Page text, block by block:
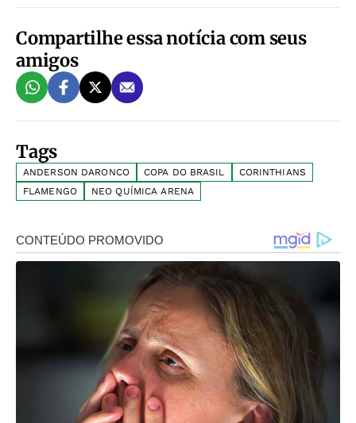
Compartilhe essa notícia com seus
amigos
Tags
ANDERSON DARONCO COPA DO BRASIL
CORINTHIANS
FLAMENGO
NEO QUÍMICA ARENA